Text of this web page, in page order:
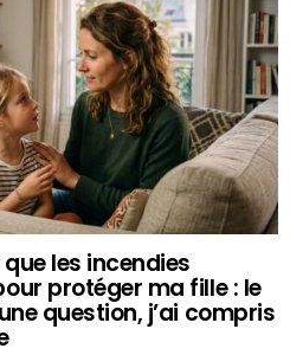
les incendies
protéger ma fille : le
question, j’ai compris